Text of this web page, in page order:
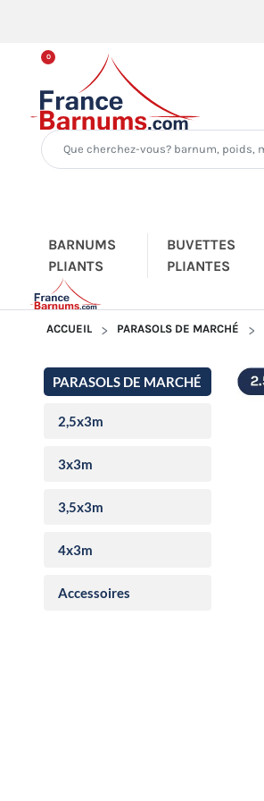
0
BARNUMS
PLIANTS
BUVETTES
PLIANTES
ACCUEIL PARASOLS DE MARCHÉ
PARASOLS DE MARCHÉ
2,5x3m
3x3m
3,5x3m
4x3m
Accessoires